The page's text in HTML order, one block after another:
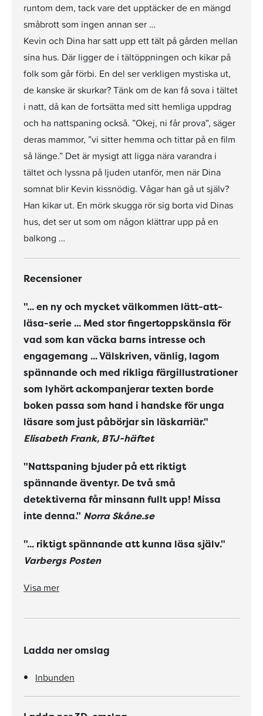
runtom dem, tack vare det upptäcker de en mängd
småbrott som ingen annan ser …
Kevin och Dina har satt upp ett tält på gården mellan
sina hus. Där ligger de i tältöppningen och kikar på
folk som går förbi. En del ser verkligen mystiska ut,
de kanske är skurkar? Tänk om de kan få sova i tältet
i natt, då kan de fortsätta med sitt hemliga uppdrag
och ha nattspaning också. ”Okej, ni får prova”, säger
deras mammor, ”vi sitter hemma och tittar på en film
så länge.” Det är mysigt att ligga nära varandra i
tältet och lyssna på ljuden utanför, men när Dina
somnat blir Kevin kissnödig. Vågar han gå ut själv?
Han kikar ut. En mörk skugga rör sig borta vid Dinas
hus, det ser ut som om någon klättrar upp på en
balkong …
Recensioner
"... en ny och mycket välkommen lätt-att-
läsa-serie ... Med stor fingertoppskänsla för
vad som kan väcka barns intresse och
engagemang ... Välskriven, vänlig, lagom
spännande och med rikliga färgillustrationer
som lyhört ackompanjerar texten borde
boken passa som hand i handske för unga
läsare som just påbörjar sin läskarriär."
Elisabeth Frank, BTJ-häftet
"Nattspaning bjuder på ett riktigt
spännande äventyr. De två små
detektiverna får minsann fullt upp! Missa
inte denna." Norra Skåne.se
"... riktigt spännande att kunna läsa själv."
Varbergs Posten
Visa mer
Ladda ner omslag
Inbunden